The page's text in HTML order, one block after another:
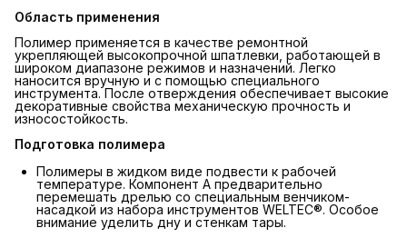
Область применения
Полимер применяется в качестве ремонтной
укрепляющей высокопрочной шпатлевки, работающей в
широком диапазоне режимов и назначений. Легко
наносится вручную и с помощью специального
инструмента. После отверждения обеспечивает высокие
декоративные свойства механическую прочность и
износостойкость.
Подготовка полимера
Полимеры в жидком виде подвести к рабочей
температуре. Компонент А предварительно
перемешать дрелью со специальным венчиком-
насадкой из набора инструментов WELTEC®. Особое
внимание уделить дну и стенкам тары.